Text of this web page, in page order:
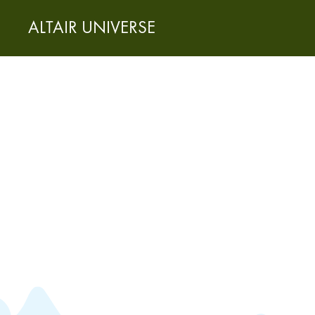
ALTAIR UNIVERSE